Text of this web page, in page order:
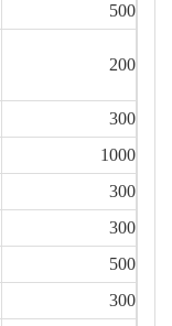
500
200
300
1000
300
300
500
300